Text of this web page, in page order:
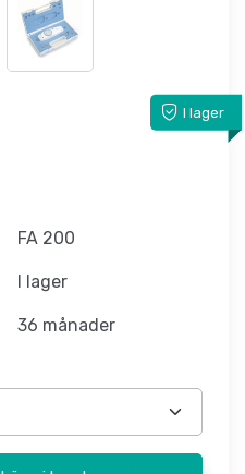
I lager
FA 200
I lager
36 månader